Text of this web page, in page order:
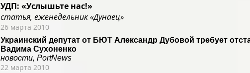
УДП: «Услышьте нас!»
статья, еженедельник «Дунаец»
26 марта 2010
Украинский депутат от БЮТ Александр Дубовой требует
Вадима Сухоненко
новости, PortNews
22 марта 2010